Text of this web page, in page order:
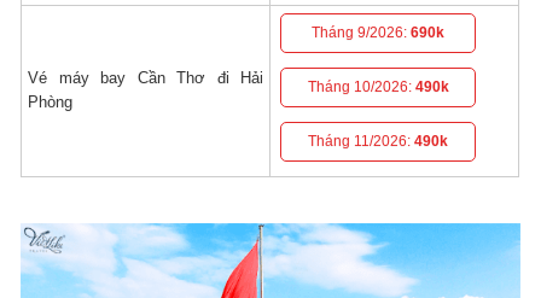
Vé máy bay Cần Thơ đi Hải
Phòng
Tháng 9/2026:690k
Tháng 10/2026: 490k
Tháng 11/2026:490k